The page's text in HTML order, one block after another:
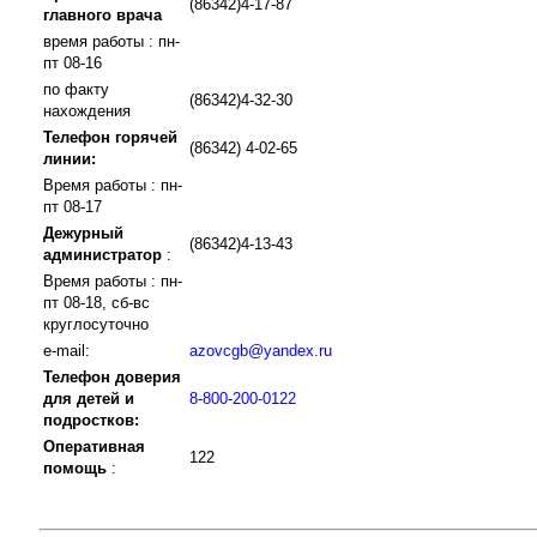
главного врача
(86342)4-17-87
время работы : пн-
пт 08-16
по факту
нахождения
(86342)4-32-30
Телефон горячей
линии:
(86342) 4-02-65
Время работы : пн-
пт 08-17
Дежурный
администратор :
(86342)4-13-43
Время работы : пн-
пт 08-18, сб-вс
круглосуточно
e-mail:
azovcgb@yandex.ru
Телефон доверия
для детей и
подростков:
8-800-200-0122
Оперативная
помощь :
122